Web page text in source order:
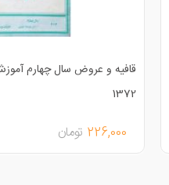
قافیه و عروض سال چهارم
1372
226,000 تومان